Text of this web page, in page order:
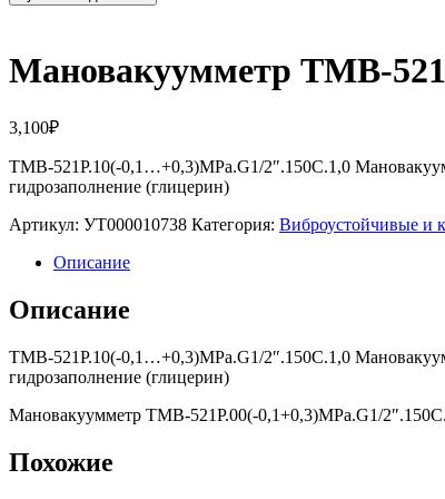
Мановакуумметр ТМВ-
3,100₽
ТМВ-521Р.10(-0,1…+0,3)MPa.G1/2″.150С.1,0
гидрозаполнение (глицерин)
Артикул: УТ000010738 Категория: Виброустойчивые и
Описание
Описание
ТМВ-521Р.10(-0,1…+0,3)MPa.G1/2″.150С.1,0
гидрозаполнение (глицерин)
Мановакуумметр ТМВ-521Р.00(-0,1+0,3)MPa.G1/
Похожие